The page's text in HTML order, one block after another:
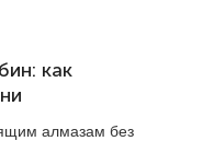
как
алмазам без